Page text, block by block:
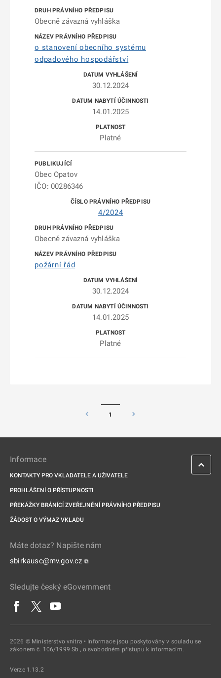
Obecně závazná vyhláška
o stanovení obecního systému
odpadového hospodářství
30.12.2024
14.01.2025
Platné
Obec Opatov
IČO: 00286346
4/2024
Obecně závazná vyhláška
požární řád
30.12.2024
14.01.2025
Platné
1
Informace
KONTAKTY PRO VKLADATELE A UŽIVATELE
PROHLÁŠENÍ O PŘÍSTUPNOSTI
PŘEKÁŽKY BRÁNÍCÍ ZVEŘEJNĚNÍ PRÁVNÍHO PŘEDPISU
ŽÁDOST O VÝMAZ VKLADU
Máte dotaz? Napište nám
sbirkausc@mv.gov.cz ⧉
Sledujte český eGovernment
2026 © Ministerstvo vnitra • Informace jsou poskytovány v souladu se
zákonem č. 106/1999 Sb., o svobodném přístupu k informacím.
Verze 1.13.2